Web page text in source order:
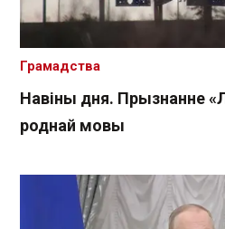
Навіны дня. Прызнанне
роднай мовы
Грамадства